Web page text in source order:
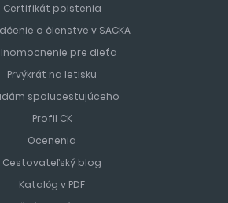
Certifikát poistenia
o členstve v SACKA
pre dieťa
Prvýkrát na letisku
spolucestujúceho
Profil CK
Ocenenia
Cestovateľský blog
Katalóg v PDF